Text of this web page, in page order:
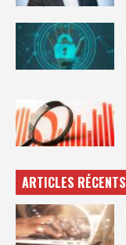
ARTICLES RÉCENTS